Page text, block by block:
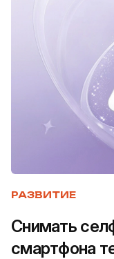
РАЗВИТИЕ
Снимать
смартфона